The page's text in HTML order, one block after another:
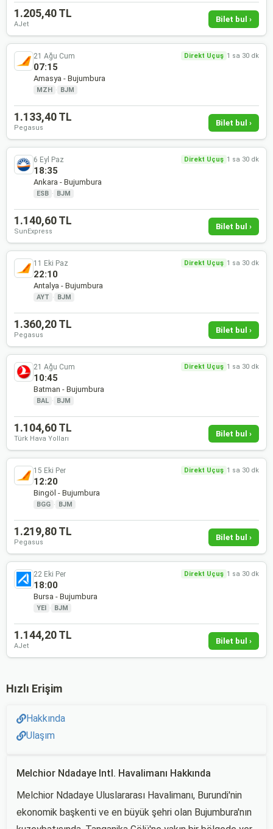
1.205,40 TL
AJet
Bilet bul ›
21 Ağu Cum Direkt Uçuş 1 sa 30 dk
07:15
Amasya - Bujumbura
MZH · BJM
1.133,40 TL
Pegasus
Bilet bul ›
6 Eyl Paz Direkt Uçuş 1 sa 30 dk
18:35
Ankara - Bujumbura
ESB · BJM
1.140,60 TL
SunExpress
Bilet bul ›
11 Eki Paz Direkt Uçuş 1 sa 30 dk
22:10
Antalya - Bujumbura
AYT · BJM
1.360,20 TL
Pegasus
Bilet bul ›
21 Ağu Cum Direkt Uçuş 1 sa 30 dk
10:45
Batman - Bujumbura
BAL · BJM
1.104,60 TL
Türk Hava Yolları
Bilet bul ›
15 Eki Per Direkt Uçuş 1 sa 30 dk
12:20
Bingöl - Bujumbura
BGG · BJM
1.219,80 TL
Pegasus
Bilet bul ›
22 Eki Per Direkt Uçuş 1 sa 30 dk
18:00
Bursa - Bujumbura
YEI · BJM
1.144,20 TL
AJet
Bilet bul ›
Hızlı Erişim
Hakkında
Ulaşım
Melchior Ndadaye Intl. Havalimanı Hakkında
Melchior Ndadaye Uluslararası Havalimanı, Burundi'nin
ekonomik başkenti ve en büyük şehri olan Bujumbura'nın